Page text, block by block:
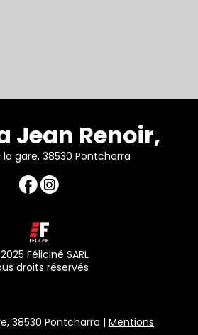
Jean Renoir,
gare, 38530 Pontcharra
Féliciné SARL
droits réservés
38530 Pontcharra | Mentions